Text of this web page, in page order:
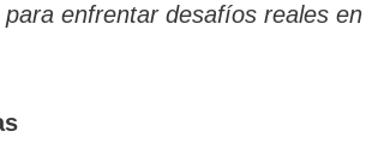
enfrentar desafíos reales